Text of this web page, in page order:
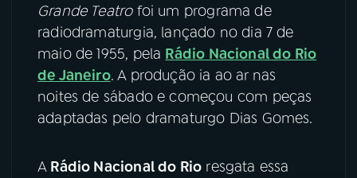
07ÚLTIMAS
08FESTIVAL DE MÚSICA
YouTube Facebook
Grande Teatrofoi um programa de
radiodramaturgia, lançado no dia 7 de
maio de 1955, pela Rádio Nacional do Rio
de Janeiro. A produção ia ao ar nas
noites de sábado e começou com peças
adaptadas pelo dramaturgo Dias Gomes.
A Rádio Nacional do Rio resgata essa